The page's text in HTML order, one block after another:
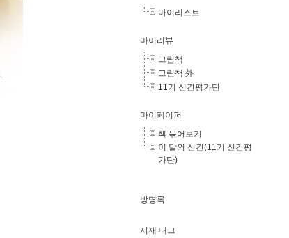
마이리스트
마이리뷰
그림책
그림책 外
11기 신간평가단
마이페이퍼
책 묶어보기
이 달의 신간(11기 신간평
가단)
방명록
서재 태그